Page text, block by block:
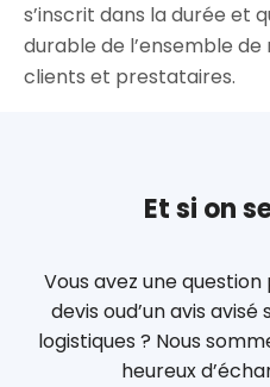
s’inscrit dans la durée et
durable de l’ensemble
clients et prestataires.
Et si on
Vous avez une
devis oud’un avis
logistiques ? Nous
heureux